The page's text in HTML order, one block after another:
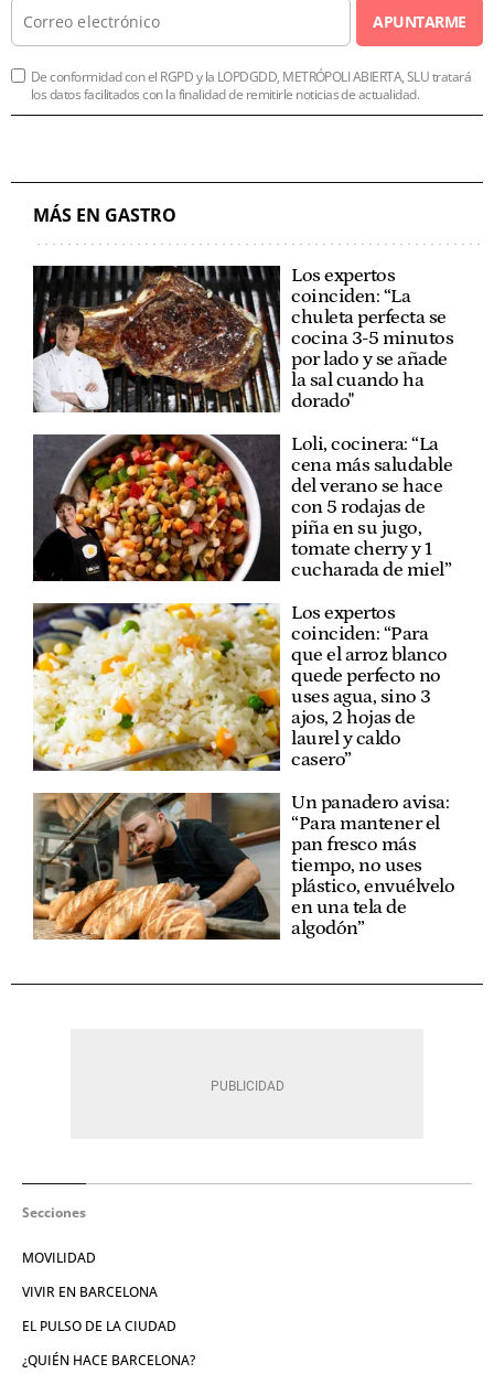
APUNTARME
De conformidad con el RGPD y la LOPDGDD, METRÓPOLI ABIERTA, SLU tratará
los datos facilitados con la finalidad de remitirle noticias de actualidad.
MÁS EN GASTRO
Los expertos
coinciden: “La
chuleta perfecta se
cocina 3-5 minutos
por lado y se añade
la sal cuando ha
dorado"
Loli, cocinera: “La
cena más saludable
del verano se hace
con 5 rodajas de
piña en su jugo,
tomate cherry y 1
cucharada de miel”
Los expertos
coinciden: “Para
que el arroz blanco
quede perfecto no
uses agua, sino 3
ajos, 2 hojas de
laurel y caldo
casero”
Un panadero avisa:
“Para mantener el
pan fresco más
tiempo, no uses
plástico, envuélvelo
en una tela de
algodón”
Secciones
MOVILIDAD
VIVIR EN BARCELONA
EL PULSO DE LA CIUDAD
¿QUIÉN HACE BARCELONA?